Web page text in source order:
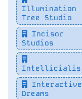
Illumination
Tree Studio
Incisor
Studios
Intellicialis
Interactive
Dreams